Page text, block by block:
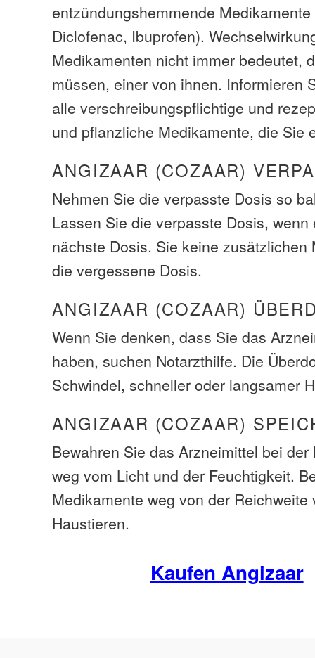
entzündungshemmende
Diclofenac, Ibuprofen).
Medikamenten nicht immer bedeutet,
müssen, einer von ihnen. Informieren
alle verschreibungspflichtige und
und pflanzliche Medikamente, die Sie
ANGIZAAR (COZAAR)
Nehmen Sie die verpasste Dosis so
Lassen Sie die verpasste Dosis,
nächste Dosis. Sie keine zusätzlichen
die vergessene Dosis.
ANGIZAAR (COZAAR)
Wenn Sie denken, dass Sie das
haben, suchen Notarzthilfe. Die
Schwindel, schneller oder langsamer
ANGIZAAR (COZAAR)
Bewahren Sie das Arzneimittel bei
weg vom Licht und der Feuchtigkeit.
Medikamente weg von der Reichweite
Haustieren.
Kaufen Angizaar